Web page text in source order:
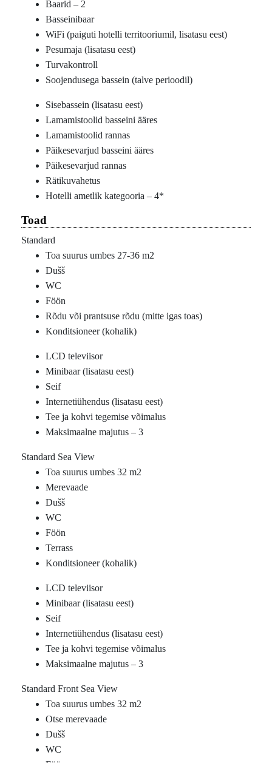
Baarid – 2
Basseinibaar
WiFi (paiguti hotelli territooriumil, lisatasu eest)
Pesumaja (lisatasu eest)
Turvakontroll
Soojendusega bassein (talve perioodil)
Sisebassein (lisatasu eest)
Lamamistoolid basseini ääres
Lamamistoolid rannas
Päikesevarjud basseini ääres
Päikesevarjud rannas
Rätikuvahetus
Hotelli ametlik kategooria – 4*
Toad
Standard
Toa suurus umbes 27-36 m2
Dušš
WC
Föön
Rõdu või prantsuse rõdu (mitte igas toas)
Konditsioneer (kohalik)
LCD televiisor
Minibaar (lisatasu eest)
Seif
Internetiühendus (lisatasu eest)
Tee ja kohvi tegemise võimalus
Maksimaalne majutus – 3
Standard Sea View
Toa suurus umbes 32 m2
Merevaade
Dušš
WC
Föön
Terrass
Konditsioneer (kohalik)
LCD televiisor
Minibaar (lisatasu eest)
Seif
Internetiühendus (lisatasu eest)
Tee ja kohvi tegemise võimalus
Maksimaalne majutus – 3
Standard Front Sea View
Toa suurus umbes 32 m2
Otse merevaade
Dušš
WC